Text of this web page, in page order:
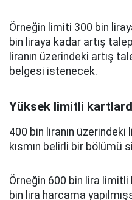
Örneğin limiti 300 bin
bin liraya kadar artış
liranın üzerindeki artış
belgesi istenecek.
Yüksek limitli
400 bin liranın
kısmın belirli bir bölümü
Örneğin 600 bin lira
bin lira harcama